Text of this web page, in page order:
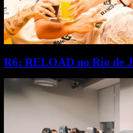
R6: RELOAD no Rio de